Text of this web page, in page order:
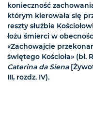
konieczność
którym kierowała się
reszty służbie
łożu śmierci w
«Zachowajcie
świętego Kościoła» (bł.
Caterina da Siena
III, rozdz. IV).